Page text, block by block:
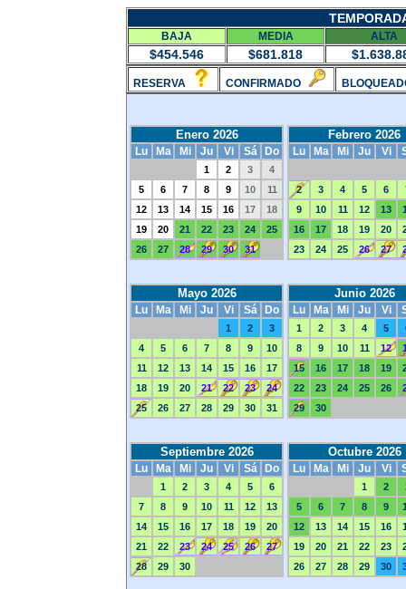
BAJA MEDIA ALTA
$454.546 $681.818
RESERVA CONFIRMADO
Enero 2026
Lu Ma Mi Ju Vi Sá Do
1 2 3
4
5
6 7 8 9 10
11
12
13 14 15 16 17
18
19
20 21 22 23 24
25
26
27 28 29 30 31
Febrero 2026
Lu Ma Mi Ju Vi
2 3 4 5 6
9
10 11 12 13
16
17 18 19 20
23
24 25 26 27
Mayo 2026
Lu Ma Mi Ju Vi Sá Do
1 2
3
4
5 6 7 8 9
10
11
12 13 14 15 16
17
18
19 20 21 22 23
24
25
26 27 28 29 30 31
Junio 2026
Lu Ma Mi Ju Vi
1 2 3 4 5
8
9 10 11 12
15
16 17 18 19
22
23 24 25 26
29
30
Septiembre 2026
Lu Ma Mi Ju Vi Sá Do
1 2 3 4 5
6
7
8 9 10 11 12
13
14
15 16 17 18 19
20
21
22 23 24 25 26
27
28
29 30
Octubre 2026
Lu Ma Mi Ju Vi
1 2
5
6 7 8 9
12
13 14 15 16
19
20 21 22 23
26
27 28 29 30